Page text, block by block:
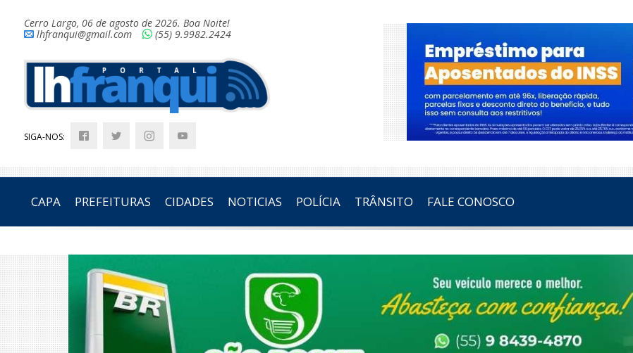
Cerro Largo, 06 de agosto de 2026. Boa Noite!
lhfranqui@gmail.com
(55) 9.9982.2424
SIGA-NOS:
CAPA PREFEITURAS CIDADES NOTICIAS POLÍCIA TRÂNSITO FALE CONOSCO